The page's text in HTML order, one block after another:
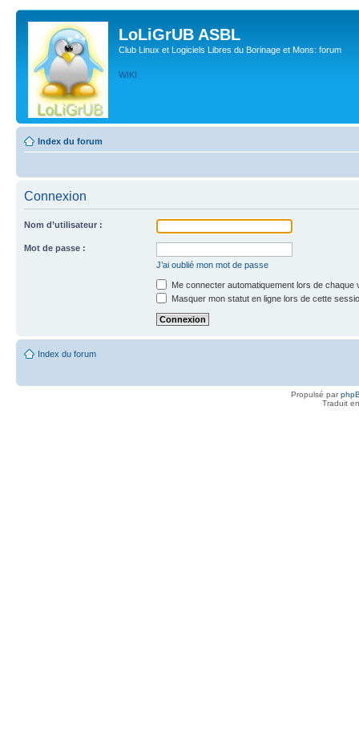
LoLiGrUB ASBL
Club Linux et Logiciels Libres du Borinage et Mons: forum
WIKI
Index du forum
Connexion
Nom d’utilisateur :
Mot de passe :
J’ai oublié mon mot de passe
Me connecter automatiquement lors de chaque
Masquer mon statut en ligne lors de cette
Index du forum
Propulsé par
Traduit